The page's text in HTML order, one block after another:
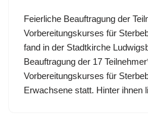
Feierliche Beauftragung der
Vorbereitungskurses für
fand in der Stadtkirche
Beauftragung der 17
Vorbereitungskurses für
Erwachsene statt. Hinter ihnen